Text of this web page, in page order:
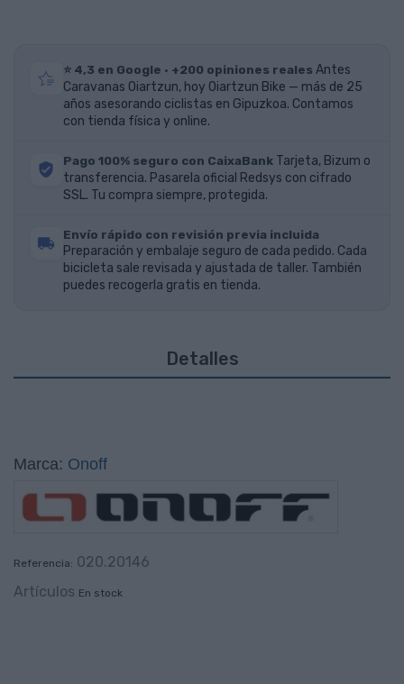
⭐ 4,3 en Google · +200 opiniones reales Antes
Caravanas Oiartzun, hoy Oiartzun Bike — más de 25
años asesorando ciclistas en Gipuzkoa. Contamos
con tienda física y online.
Pago 100% seguro con CaixaBank Tarjeta, Bizum o
transferencia. Pasarela oficial Redsys con cifrado
SSL. Tu compra siempre, protegida.
Envío rápido con revisión previa incluida
Preparación y embalaje seguro de cada pedido. Cada
bicicleta sale revisada y ajustada de taller. También
puedes recogerla gratis en tienda.
Detalles
Marca: Onoff
Referencia: 020.20146
Artículos En stock